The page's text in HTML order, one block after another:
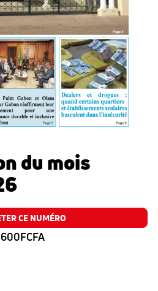
du mois
CE NUMÉRO
600FCFA